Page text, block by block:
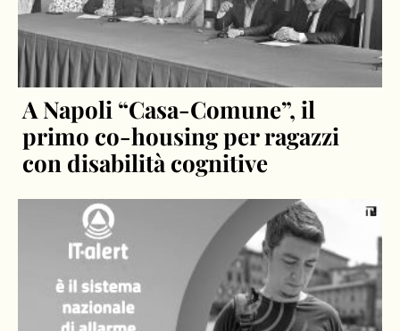
A Napoli “Casa-Comune”, il
primo co-housing per ragazzi
con disabilità cognitive